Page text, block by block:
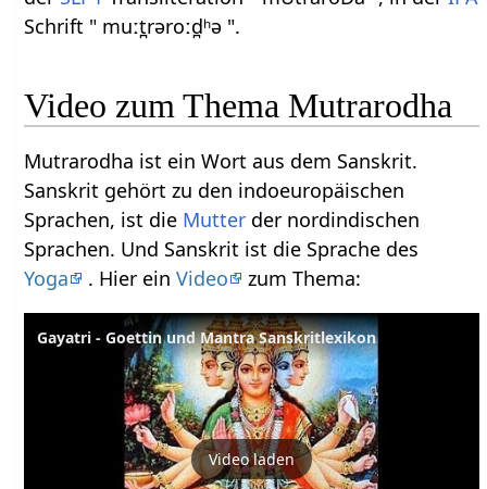
Schrift " muːt̪rəroːd̪ʰə ".
Video zum Thema Mutrarodha
Mutrarodha ist ein Wort aus dem Sanskrit.
Sanskrit gehört zu den indoeuropäischen
Sprachen, ist die Mutter der nordindischen
Sprachen. Und Sanskrit ist die Sprache des
Yoga
. Hier einVideo zum Thema:
Gayatri - Goettin und Mantra Sanskritlexikon
Video laden